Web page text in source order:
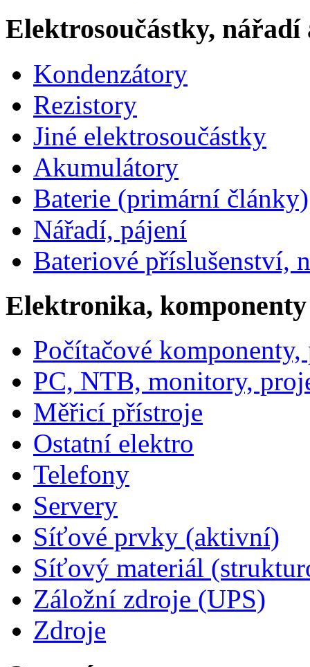
Elektrosoučástky, nářadí
Kondenzátory
Rezistory
Jiné elektrosoučástky
Akumulátory
Baterie (primární články)
Nářadí, pájení
Bateriové příslušenství,
Elektronika, komponenty
Počítačové
PC, NTB, monitory,
Měřicí přístroje
Ostatní elektro
Telefony
Servery
Síťové prvky (aktivní)
Síťový materiál
Záložní zdroje (UPS)
Zdroje